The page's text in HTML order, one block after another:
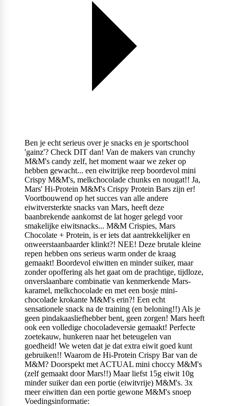
Ben je echt serieus over je snacks en je sportschool
'gainz'? Check DIT dan! Van de makers van crunchy
M&M's candy zelf, het moment waar we zeker op
hebben gewacht... een eiwitrijke reep boordevol mini
Crispy M&M's, melkchocolade chunks en nougat!! Ja,
Mars' Hi-Protein M&M's Crispy Protein Bars zijn er!
Voortbouwend op het succes van alle andere
eiwitversterkte snacks van Mars, heeft deze
baanbrekende aankomst de lat hoger gelegd voor
smakelijke eiwitsnacks... M&M Crispies, Mars
Chocolate + Protein, is er iets dat aantrekkelijker en
onweerstaanbaarder klinkt?! NEE! Deze brutale kleine
repen hebben ons serieus warm onder de kraag
gemaakt! Boordevol eiwitten en minder suiker, maar
zonder opoffering als het gaat om de prachtige, tijdloze,
onverslaanbare combinatie van kenmerkende Mars-
karamel, melkchocolade en met een bosje mini-
chocolade krokante M&M's erin?! Een echt
sensationele snack na de training (en beloning!!) Als je
geen pindakaasliefhebber bent, geen zorgen! Mars heeft
ook een volledige chocoladeversie gemaakt! Perfecte
zoetekauw, hunkeren naar het beteugelen van
goedheid! We weten dat je dat extra eiwit goed kunt
gebruiken!! Waarom de Hi-Protein Crispy Bar van de
M&M? Doorspekt met ACTUAL mini choccy M&M's
(zelf gemaakt door Mars!!) Maar liefst 15g eiwit 10g
minder suiker dan een portie (eiwitvrije) M&M's. 3x
meer eiwitten dan een portie gewone M&M's snoep
Voedingsinformatie: